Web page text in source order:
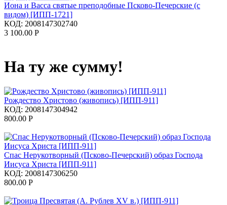
Иона и Васса святые преподобные Псково-Печерские (с
видом) [ИПП-1721]
КОД: 2008147302740
3 100.00 Р
На ту же сумму!
Рождество Христово (живопись) [ИПП-911]
КОД: 2008147304942
800.00 Р
Спас Нерукотворный (Псково-Печерский) образ Господа
Иисуса Христа [ИПП-911]
КОД: 2008147306250
800.00 Р